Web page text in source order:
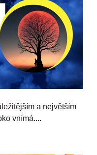
a největším
vnímá....